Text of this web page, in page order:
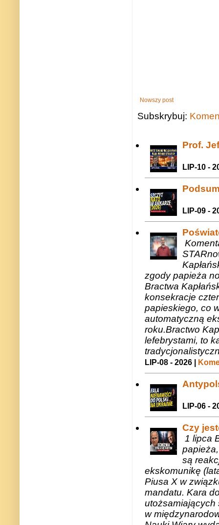
Nowszy post
Subskrybuj:
Prof.
LIP-10 -
LIP-09 -
zgody papieża
Bractwa
konsekracje
papieskiego, co
automatyczną
roku.Bractwo
lefebrystami, to
LIP-08 - 2026 |
LIP-06 -
Czy
1 lipca
są
ekskomunikę
Piusa X w
mandatu. Kara
utożsamiających
w